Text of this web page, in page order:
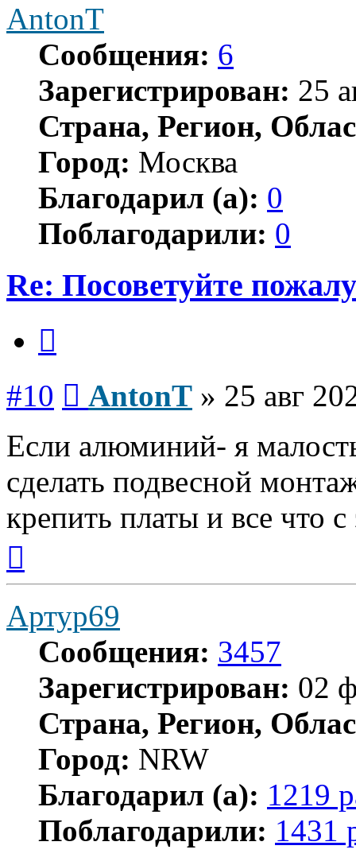
AntonT
Сообщения: 6
Зарегистрирован: 25
Страна, Регион,
Город: Москва
Благодарил (а): 0
Поблагодарили: 0
Re: Посоветуйте
#10 AntonT » 25 авг
Если алюминий- я
сделать подвесной
крепить платы и все что с
началу
Артур69
Сообщения: 3457
Зарегистрирован: 02
Страна, Регион,
Город: NRW
Благодарил (а): 1219
Поблагодарили: 1431